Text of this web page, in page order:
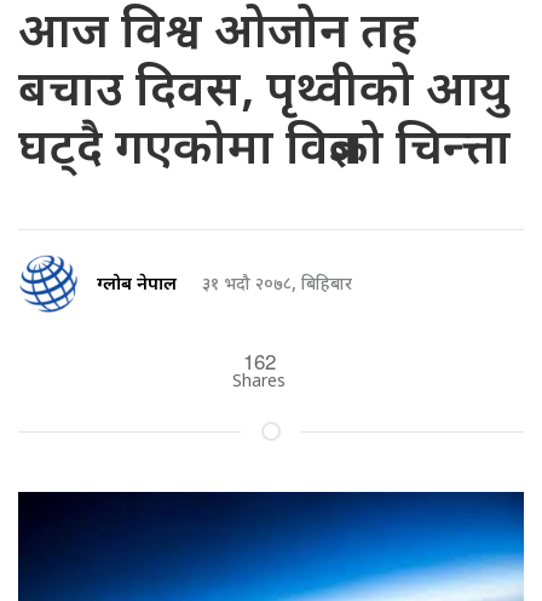
आज विश्व ओजोन तह
बचाउ दिवस, पृथ्वीको आयु
घट्दै गएकोमा विज्ञको चिन्त्ता
ग्लोब नेपाल ३१ भदौ २०७८, बिहिबार
162
Shares